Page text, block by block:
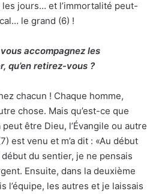
jours… et l’immortalité peut-
le grand (6) !
accompagnez les
qu’en retirez-vous ?
chacun ! Chaque homme,
chose. Mais qu’est-ce que
être Dieu, l’Évangile ou autre
est venu et m’a dit : «Au début
début du sentier, je ne pensais
Ensuite, dans la deuxième
l’équipe, les autres et je laissais